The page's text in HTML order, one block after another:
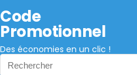
Code
Promotionnel
Des économies en un clic !